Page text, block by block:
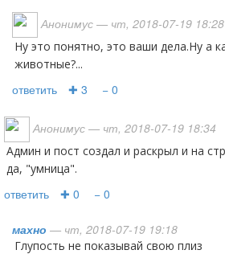
Анонимус — чт, 2018-07-19 18:28
Ну это понятно, это ваши дела.Ну а как же бездомные
животные?...
ответить ✚ 3 − 0
Анонимус — чт, 2018-07-19 18:34
Админ и пост создал и раскрыл и на страницу поместил. Ай
да, "умница".
ответить ✚ 0 − 0
махно — чт, 2018-07-19 19:18
глупость не показывай свою плиз